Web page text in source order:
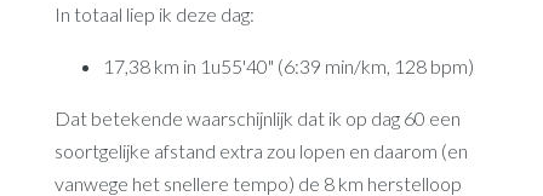
In totaal liep ik deze dag:
17,38 km in 1u55'40" (6:39 min/km, 128 bpm)
Dat betekende waarschijnlijk dat ik op dag 60 een
soortgelijke afstand extra zou lopen en daarom (en
vanwege het snellere tempo) de 8 km herstelloop